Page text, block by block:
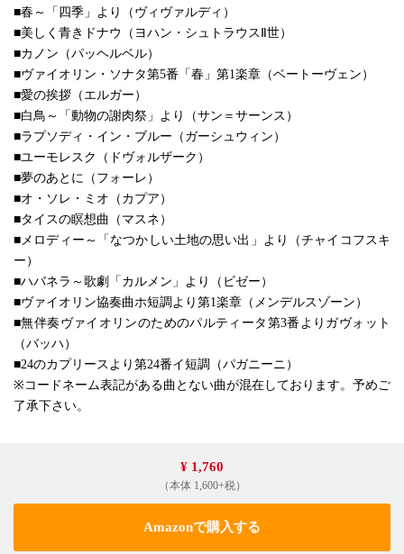
■春～「四季」より（ヴィヴァルディ）
■美しく青きドナウ（ヨハン・シュトラウスⅡ世）
■カノン（パッヘルベル）
■ヴァイオリン・ソナタ第5番「春」第1楽章（ベートーヴェン）
■愛の挨拶（エルガー）
■白鳥～「動物の謝肉祭」より（サン＝サーンス）
■ラプソディ・イン・ブルー（ガーシュウィン）
■ユーモレスク（ドヴォルザーク）
■夢のあとに（フォーレ）
■オ・ソレ・ミオ（カプア）
■タイスの瞑想曲（マスネ）
■メロディー～「なつかしい土地の思い出」より（チャイコフスキ
ー）
■ハバネラ～歌劇「カルメン」より（ビゼー）
■ヴァイオリン協奏曲ホ短調より第1楽章（メンデルスゾーン）
■無伴奏ヴァイオリンのためのパルティータ第3番よりガヴォット
（バッハ）
■24のカプリースより第24番イ短調（パガニーニ）
※コードネーム表記がある曲とない曲が混在しております。予めご
了承下さい。
¥ 1,760
（本体 1,600+税）
Amazonで購入する